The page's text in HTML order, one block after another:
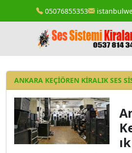
05076855353
ANKARA KEÇIÖREN KIRALIK SES